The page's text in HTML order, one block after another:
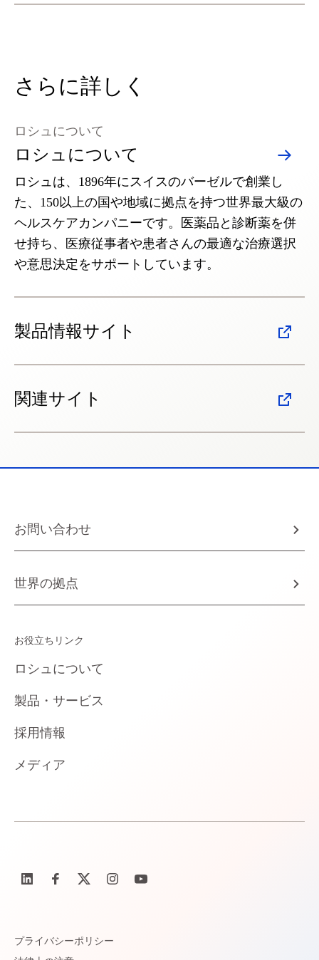
さらに詳しく
ロシュについて
ロシュについて
ロシュは、1896年にスイスのバーゼルで創業し
た、150以上の国や地域に拠点を持つ世界最大級の
ヘルスケアカンパニーです。医薬品と診断薬を併
せ持ち、医療従事者や患者さんの最適な治療選択
や意思決定をサポートしています。
製品情報サイト
関連サイト
お問い合わせ
世界の拠点
お役立ちリンク
ロシュについて
製品・サービス
採用情報
メディア
プライバシーポリシー